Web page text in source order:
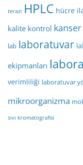
terazi HPLC hücre
kalite kontrol kanser
lab laboratuvar
ekipmanları
verimliliği laboratuvar
mikroorganizma
sıvı kromatografisi